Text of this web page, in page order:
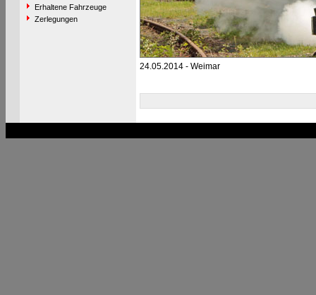
Erhaltene Fahrzeuge
Zerlegungen
24.05.2014 - Weimar